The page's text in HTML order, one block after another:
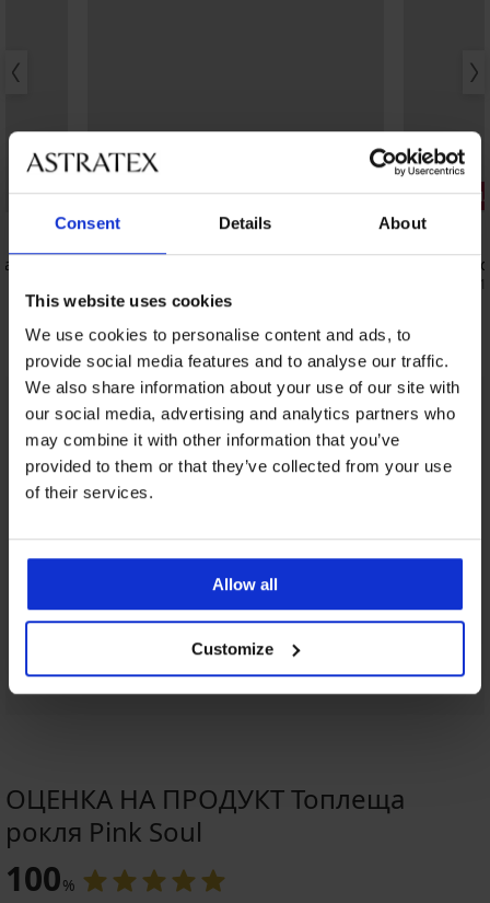
Consent Details About
This website uses cookies
We use cookies to personalise content and ads, to
provide social media features and to analyse our traffic.
We also share information about your use of our site with
our social media, advertising and analytics partners who
may combine it with other information that you’ve
provided to them or that they’ve collected from your use
of their services.
Allow all
Customize
4,9
Отстъпка -50%
5
34,99 €(68,43 лв.)69,99 €
3+1
3PACK
От същата колекция
ОЦЕНКА НА ПРОДУКТ Топлеща
рокля Pink Soul
100%